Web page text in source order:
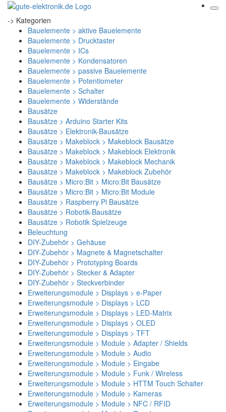
-> Kategorien
Bauelemente > aktive Bauelemente
Bauelemente > Drucktaster
Bauelemente > ICs
Bauelemente > Kondensatoren
Bauelemente > passive Bauelemente
Bauelemente > Potentiometer
Bauelemente > Schalter
Bauelemente > Widerstände
Bausätze
Bausätze > Arduino Starter Kits
Bausätze > Elektronik-Bausätze
Bausätze > Makeblock > Makeblock Bausätze
Bausätze > Makeblock > Makeblock Elektronik
Bausätze > Makeblock > Makeblock Mechanik
Bausätze > Makeblock > Makeblock Zubehör
Bausätze > Micro:Bit > Micro:Bit Bausätze
Bausätze > Micro:Bit > Micro:Bit Module
Bausätze > Raspberry Pi Bausätze
Bausätze > Robotik-Bausätze
Bausätze > Robotik Spielzeuge
Beleuchtung
DIY-Zubehör > Gehäuse
DIY-Zubehör > Magnete & Magnetschalter
DIY-Zubehör > Prototyping Boards
DIY-Zubehör > Stecker & Adapter
DIY-Zubehör > Steckverbinder
Erweiterungsmodule > Displays > e-Paper
Erweiterungsmodule > Displays > LCD
Erweiterungsmodule > Displays > LED-Matrix
Erweiterungsmodule > Displays > OLED
Erweiterungsmodule > Displays > TFT
Erweiterungsmodule > Module > Adapter / Shields
Erweiterungsmodule > Module > Audio
Erweiterungsmodule > Module > Eingabe
Erweiterungsmodule > Module > Funk / Wireless
Erweiterungsmodule > Module > HTTM Touch Schalter
Erweiterungsmodule > Module > Kameras
Erweiterungsmodule > Module > NFC / RFID